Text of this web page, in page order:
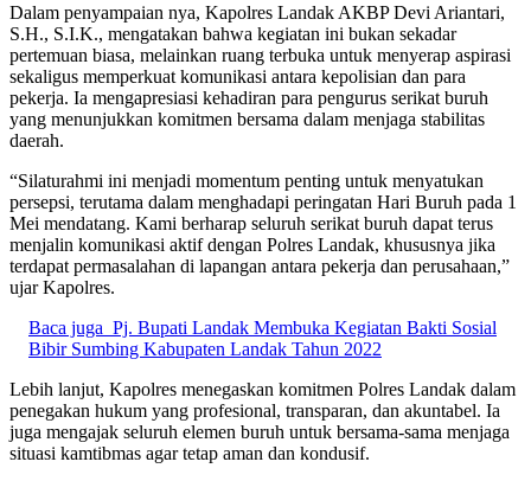
Dalam penyampaian nya, Kapolres Landak AKBP Devi Ariantari,
S.H., S.I.K., mengatakan bahwa kegiatan ini bukan sekadar
pertemuan biasa, melainkan ruang terbuka untuk menyerap aspirasi
sekaligus memperkuat komunikasi antara kepolisian dan para
pekerja. Ia mengapresiasi kehadiran para pengurus serikat buruh
yang menunjukkan komitmen bersama dalam menjaga stabilitas
daerah.
“Silaturahmi ini menjadi momentum penting untuk menyatukan
persepsi, terutama dalam menghadapi peringatan Hari Buruh pada 1
Mei mendatang. Kami berharap seluruh serikat buruh dapat terus
menjalin komunikasi aktif dengan Polres Landak, khususnya jika
terdapat permasalahan di lapangan antara pekerja dan perusahaan,”
ujar Kapolres.
Baca juga Pj. Bupati Landak Membuka Kegiatan Bakti Sosial
Bibir Sumbing Kabupaten Landak Tahun 2022
Lebih lanjut, Kapolres menegaskan komitmen Polres Landak dalam
penegakan hukum yang profesional, transparan, dan akuntabel. Ia
juga mengajak seluruh elemen buruh untuk bersama-sama menjaga
situasi kamtibmas agar tetap aman dan kondusif.